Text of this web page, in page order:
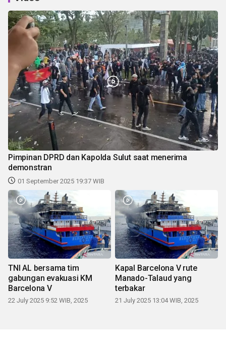
Pimpinan DPRD dan Kapolda Sulut saat menerima
demonstran
01 September 2025 19:37 WIB
TNI AL bersama tim
gabungan evakuasi KM
Barcelona V
22 July 2025 9:52 WIB, 2025
Kapal Barcelona V rute
Manado-Talaud yang
terbakar
21 July 2025 13:04 WIB, 2025